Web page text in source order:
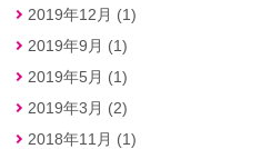
2019年12月 (1)
2019年9月 (1)
2019年5月 (1)
2019年3月 (2)
2018年11月 (1)